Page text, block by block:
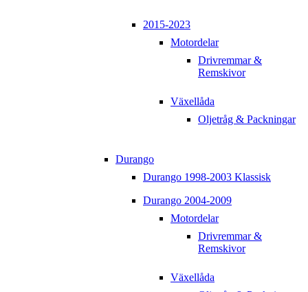
2015-2023
Motordelar
Drivremmar &
Remskivor
Växellåda
Oljetråg & Packningar
Durango
Durango 1998-2003 Klassisk
Durango 2004-2009
Motordelar
Drivremmar &
Remskivor
Växellåda